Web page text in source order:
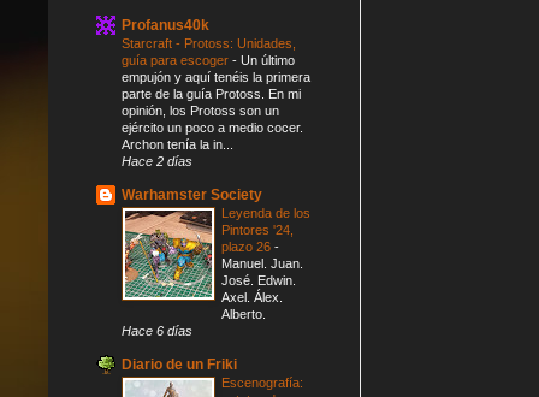
Profanus40k
Starcraft - Protoss: Unidades,
guía para escoger - Un último
empujón y aquí tenéis la primera
parte de la guía Protoss. En mi
opinión, los Protoss son un
ejército un poco a medio cocer.
Archon tenía la in...
Hace 2 días
Warhamster Society
Leyenda de los
Pintores '24,
plazo 26 -
Manuel. Juan.
José. Edwin.
Axel. Álex.
Alberto.
Hace 6 días
Diario de un Friki
Escenografía: